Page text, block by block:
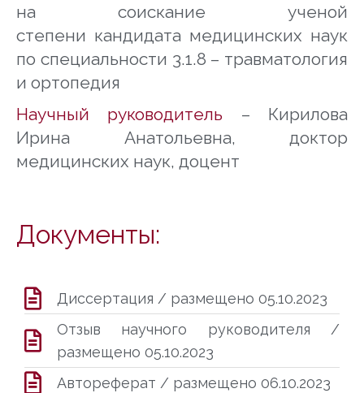
на соискание ученой
степени кандидата медицинских наук
по специальности 3.1.8 – травматология
и ортопедия
Научный руководитель – Кирилова
Ирина Анатольевна, доктор
медицинских наук, доцент
Документы:
Диссертация / размещено 05.10.2023
Отзыв научного руководителя /
размещено 05.10.2023
Автореферат / размещено 06.10.2023